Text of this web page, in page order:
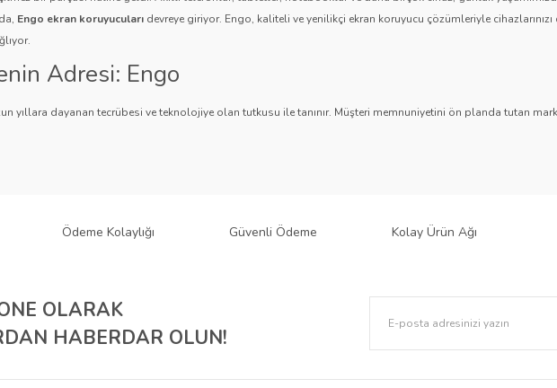
Engo ekran koruyucuları devreye giriyor. Engo, kaliteli ve yenilikçi ekran koruyucu çözümleriyle
Adresi: Engo
yıllara dayanan tecrübesi ve teknolojiye olan tutkusu ile tanınır. Müşteri memnuniyetini ön planda tutan
Engo Ekran Koruyucuları
için mükemmel uyumu sağlar. Akıllı telefonlardan tabletlere, notebooklardan akıllı saatlere, araç
çizilmelere ve darbelere karşı korurken, estetik tasarımıyla cihazınızın şıklığını korumaya yardımcı
spy özellikli ürünleri ile gizliliğinizi de korur. Ayrıca, paperlike dokusuyla çizim ve yazma deneyimini
İçin Engo
Ödeme Kolaylığı Güvenli Ödeme Kolay Ürün Ağı
OLARAK
HABERDAR OLUN!